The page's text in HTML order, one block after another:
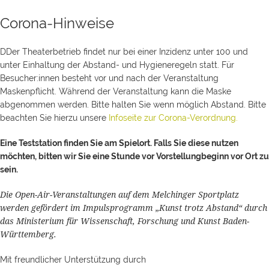
Corona-Hinweise
DDer Theaterbetrieb findet nur bei einer Inzidenz unter 100 und
unter Einhaltung der Abstand- und Hygieneregeln statt. Für
Besucher:innen besteht vor und nach der Veranstaltung
Maskenpflicht. Während der Veranstaltung kann die Maske
abgenommen werden. Bitte halten Sie wenn möglich Abstand. Bitte
beachten Sie hierzu unsere Infoseite zur Corona-Verordnung.
Eine Teststation finden Sie am Spielort. Falls Sie diese nutzen
möchten, bitten wir Sie eine Stunde vor Vorstellungbeginn vor Ort zu
sein.
Die Open-Air-Veranstaltungen auf dem Melchinger Sportplatz
werden gefördert im Impulsprogramm „Kunst trotz Abstand“ durch
das Ministerium für Wissenschaft, Forschung und Kunst Baden-
Württemberg.
Mit freundlicher Unterstützung durch